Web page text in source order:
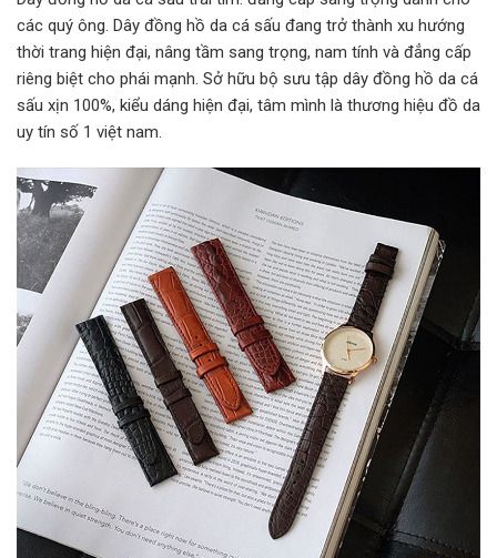
các quý ông. Dây đồng hồ da cá sấu đang trở thành xu hướng
thời trang hiện đại, nâng tầm sang trọng, nam tính và đẳng cấp
riêng biệt cho phái mạnh. Sở hữu bộ sưu tập dây đồng hồ da cá
sấu xịn 100%, kiểu dáng hiện đại, tâm mình là thương hiệu đồ da
uy tín số 1 việt nam.